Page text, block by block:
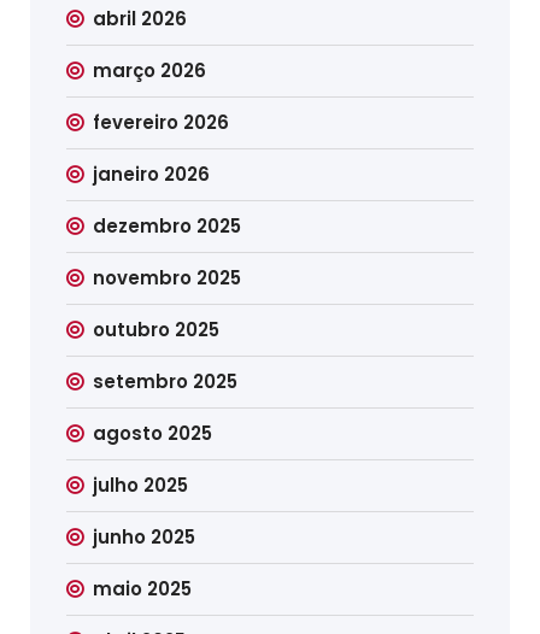
abril 2026
março 2026
fevereiro 2026
janeiro 2026
dezembro 2025
novembro 2025
outubro 2025
setembro 2025
agosto 2025
julho 2025
junho 2025
maio 2025